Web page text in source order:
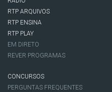
RTP ARQUIVOS
RTP ENSINA
RTP PLAY
EM DIRETO
REVER PROGRAMAS
CONCURSOS
PERGUNTAS FREQUENTES